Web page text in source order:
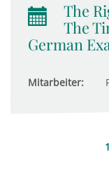
The
The
German
Mitarbeiter:
1